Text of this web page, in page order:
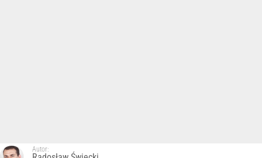
Autor: